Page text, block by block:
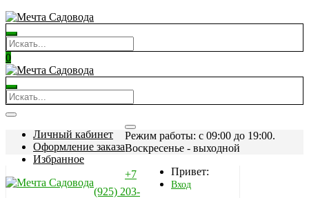
0
Личный кабинет
Оформление заказа
Избранное
Режим работы: c 09:00 до 19:00.
Воскресенье - выходной
Привет:
Вход
+7
(925) 203-